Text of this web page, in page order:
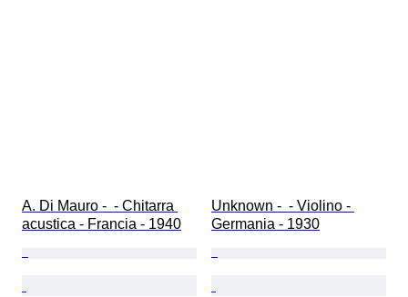
A. Di Mauro -  - Chitarra
acustica - Francia - 1940
Unknown -  - Violino -
Germania - 1930